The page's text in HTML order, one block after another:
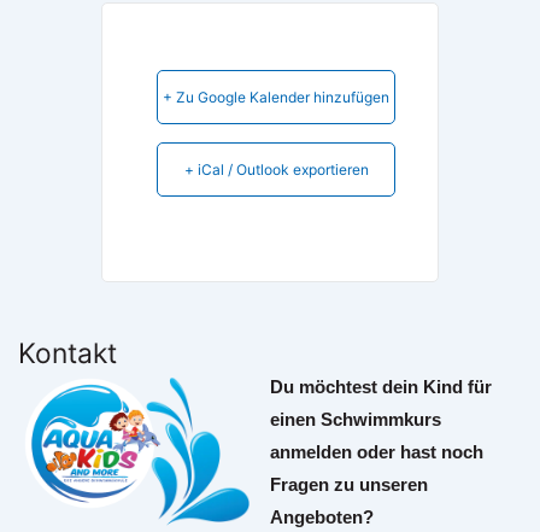
+ Zu Google Kalender hinzufügen
+ iCal / Outlook exportieren
Kontakt
Du möchtest dein Kind für
einen Schwimmkurs
anmelden oder hast noch
Fragen zu unseren
Angeboten?